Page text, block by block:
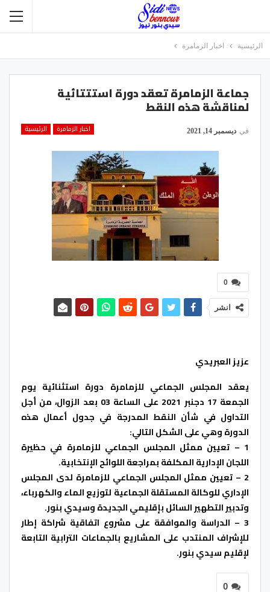
الرئيسية اخبار الزمامرة
جماعة الزمامرة تعقد دورة استتتائية
لمناقشة هذه النقط
اخبار الزمامرة الرئيسية في ديسمبر 14, 2021
0
انشر
عزيز العبريدي
يعقد المجلس الجماعي للزمامرة دورة استثنائية يوم
الجمعة 17 دجنبر 2021 على الساعة 03 بعد الزوال، من أجل
التداول في شأن النقط المدرجة في جدول أعمال هذه
الدورة وهي على الشكل التالي:
1 – تعيين ممثل المجلس الجماعي للزمامرة في حظيرة
اللجان الإدارية المكلفة بمراجعة اللوائح الإنتخابية.
2 – تعيين ممثل المجلس الجماعي للزمامرة لدى المجلس
الإداري للوكالة المستقلة الجماعية لتوزيع الماء والكهرباء،
وتدبير التطهير السائل بإقليمي الجديدة وسيدي بنور.
3 – الدراسة والموافقة على مشروع اتفاقية شراكة إطار
للإشراف المنتدب على المشاريع بالجماعات الترابية التابعة
لإقليم سيدي بنور.
0